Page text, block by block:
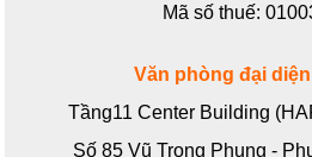
Mã số thuế:
Văn phòng đại
Tầng11 Center Building
Số 85 Vũ Trọng Phụng -